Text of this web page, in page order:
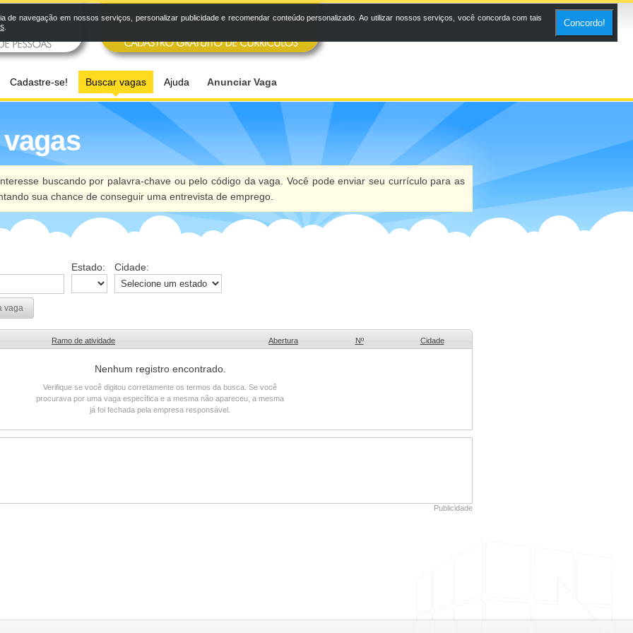
Cadastre-se! Buscar vagas Ajuda Anunciar Vaga
buscando por palavra-chave ou pelo código da vaga. Você pode enviar seu currículo para as
sua chance de conseguir uma entrevista de emprego.
Estado: Cidade:
vaga
Ramo de atividade Abertura Nº Cidade
Nenhum registro encontrado.
Verifique se você digitou corretamente os termos da busca. Se você
procurava por uma vaga específica e a mesma não apareceu, a mesma
já foi fechada pela empresa responsável.
Publicidade
navegação em nossos serviços, personalizar publicidade e recomendar conteúdo personalizado. Ao utilizar nossos serviços, você concorda com tais
Concordo!